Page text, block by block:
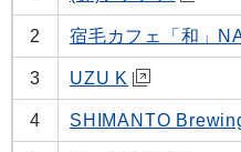
2 宿毛カフェ「和」
3 UZU K
4 SHIMANTO